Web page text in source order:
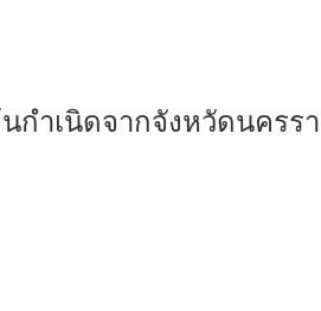
กำเนิดจากจังหวัดนครร